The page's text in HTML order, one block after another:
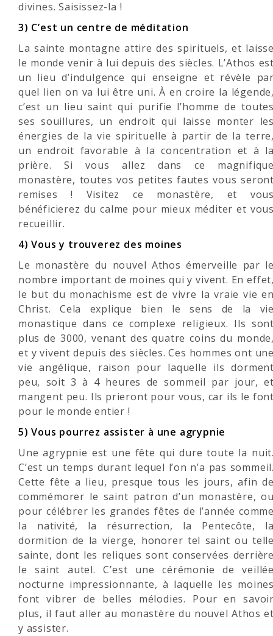
divines. Saisissez-la !
3) C’est un centre de méditation
La sainte montagne attire des spirituels, et
le monde venir à lui depuis des siècles. L’Athos
un lieu d’indulgence qui enseigne et révèle
quel lien on va lui être uni. À en croire la
c’est un lieu saint qui purifie l’homme de
ses souillures, un endroit qui laisse monter
énergies de la vie spirituelle à partir de la
un endroit favorable à la concentration et à
prière. Si vous allez dans ce
monastère, toutes vos petites fautes vous
remises ! Visitez ce monastère, et
bénéficierez du calme pour mieux méditer et
recueillir.
4) Vous y trouverez des moines
Le monastère du nouvel Athos émerveille par
nombre important de moines qui y vivent. En
le but du monachisme est de vivre la vraie vie
Christ. Cela explique bien le sens de la
monastique dans ce complexe religieux. Ils
plus de 3000, venant des quatre coins du
et y vivent depuis des siècles. Ces hommes ont
vie angélique, raison pour laquelle ils
peu, soit 3 à 4 heures de sommeil par jour,
mangent peu. Ils prieront pour vous, car ils le
pour le monde entier !
5) Vous pourrez assister à une agrypnie
Une agrypnie est une fête qui dure toute la
C’est un temps durant lequel l’on n’a pas
Cette fête a lieu, presque tous les jours, afin
commémorer le saint patron d’un monastère,
pour célébrer les grandes fêtes de l’année
la nativité, la résurrection, la Pentecôte,
dormition de la vierge, honorer tel saint ou
sainte, dont les reliques sont conservées
le saint autel. C’est une cérémonie de
nocturne impressionnante, à laquelle les
font vibrer de belles mélodies. Pour en
plus, il faut aller au monastère du nouvel Athos
y assister.